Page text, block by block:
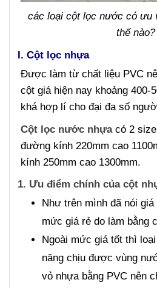
các loại cột lọc nước có ưu
thế nào?
I. Cột lọc nhựa
Được làm từ chất liệu PVC
cột giá hiện nay khoảng 400-
khá hợp lí cho đại đa số
Cột lọc nước nhựacó 2 size
đường kính 220mm cao
kính 250mm cao 1300mm.
1. Ưu điểm chính của cột
Như trên mình đã nói
mức giá rẻ do làm bằng
Ngoài mức giá tốt thì loại
năng chịu được vùng
vỏ nhựa bằng PVC nên